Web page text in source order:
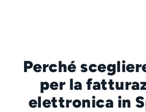
Perché
per la
elettronica in